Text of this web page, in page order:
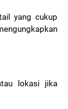
yang cukup
lokasi jika